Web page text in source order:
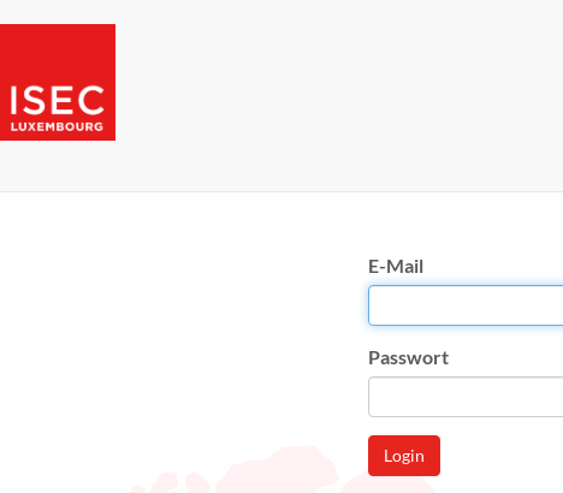
E-Mail
Passwort
Login